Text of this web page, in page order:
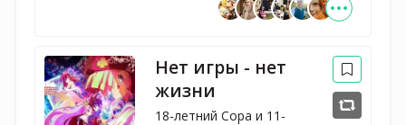
Нет игры - нет
жизни
18-летний Сора и 11-